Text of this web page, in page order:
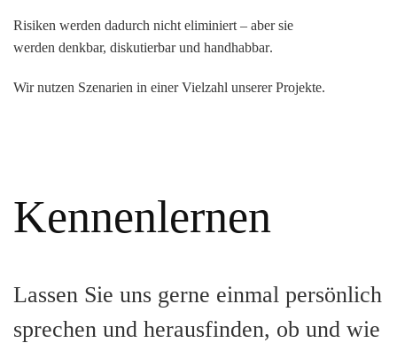
Risiken werden dadurch nicht eliminiert – aber sie
werden denkbar, diskutierbar und handhabbar.
Wir nutzen Szenarien in einer Vielzahl unserer Projekte.
Kennenlernen
Lassen Sie uns gerne einmal persönlich
sprechen und herausfinden, ob und wie